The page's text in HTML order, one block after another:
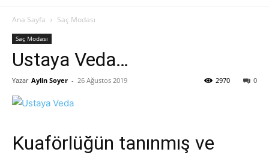
Ana Sayfa Saç Modası
Saç Modası
Ustaya Veda…
Yazar Aylin Soyer - 26 Ağustos 2019 0
2970
Kuaförlüğün tanınmış ve